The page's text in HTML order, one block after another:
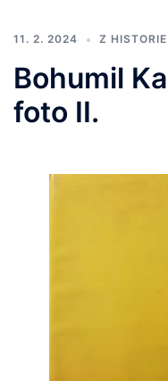
11. 2. 2024 Z HISTORIE
Bohumil
foto II.